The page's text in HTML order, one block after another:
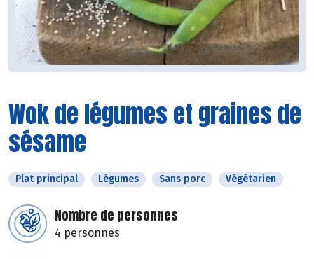
Wok de légumes et graines de
sésame
Plat principal Légumes Sans porc Végétarien
Nombre de personnes
4 personnes